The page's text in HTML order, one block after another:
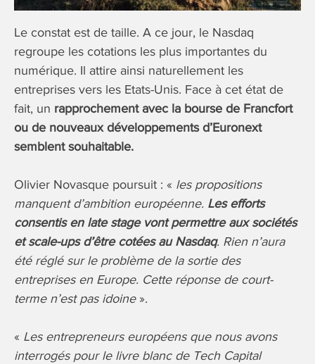
Le constat est de taille. A ce jour, le Nasdaq
regroupe les cotations les plus importantes du
numérique. Il attire ainsi naturellement les
entreprises vers les Etats-Unis. Face à cet état de
fait, un rapprochement avec la bourse de Francfort
ou de nouveaux développements d’Euronext
semblent souhaitable.
Olivier Novasque poursuit : « les propositions
manquent d’ambition européenne. Les efforts
consentis en late stage vont permettre aux sociétés
et scale-ups d’être cotées au Nasdaq. Rien n’aura
été réglé sur le problème de la sortie des
entreprises en Europe. Cette réponse de court-
terme n’est pas idoine».
« Les entrepreneurs européens que nous avons
interrogés pour le livre blanc de Tech Capital